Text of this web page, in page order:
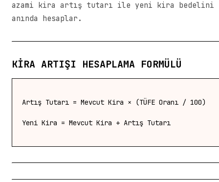
azami kira artış tutarı ile yeni kira bedelini
anında hesaplar.
KIRA ARTIŞI HESAPLAMA FORMÜLÜ
Artış Tutarı = Mevcut Kira × (TÜFE Oranı / 100)
Yeni Kira = Mevcut Kira + Artış Tutarı